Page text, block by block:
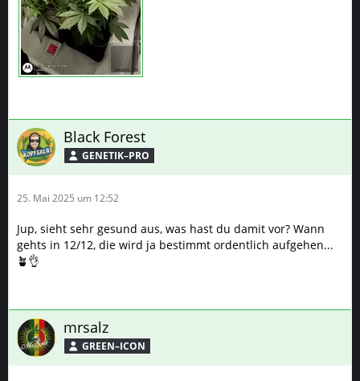
Black Forest
GENETIK–PRO
25. Mai 2025 um 12:52
Jup, sieht sehr gesund aus, was hast du damit vor? Wann
gehts in 12/12, die wird ja bestimmt ordentlich aufgehen...
🪴👌
mrsalz
GREEN–ICON